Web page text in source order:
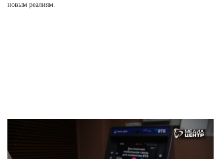
новым реалиям.